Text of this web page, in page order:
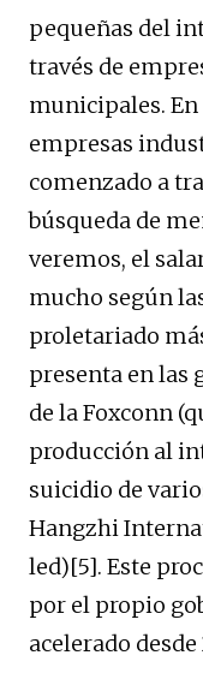
pequeñas del
través de
municipales. En
empresas
comenzado a
búsqueda de
veremos, el
mucho según
proletariado
presenta en las
de la Foxconn
producción al
suicidio de
Hangzhi
led)[5]. Este
por el propio
acelerado desde